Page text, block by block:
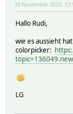
30 November 2023,
Hallo Rudi,
wie es aussieht
colorpicker:
LG